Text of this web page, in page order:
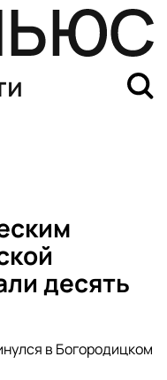
десять
в Богородицком
растянулась на